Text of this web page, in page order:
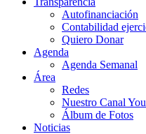
Autofinanciación
Contabilidad
Quiero Donar
Agenda
Agenda Semanal
Área
Redes
Nuestro Canal
Álbum de Fotos
Noticias